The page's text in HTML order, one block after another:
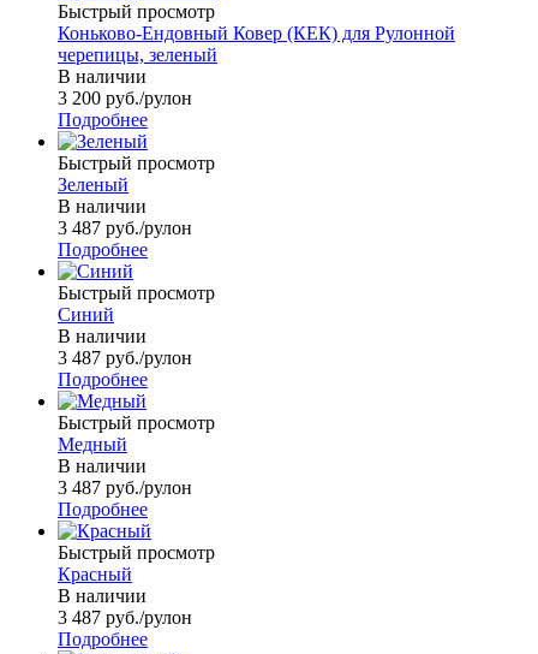
Быстрый просмотр
Коньково-Ендовный Ковер (КЕК) для Рулонной
черепицы, зеленый
В наличии
3 200 руб./рулон
Подробнее
Быстрый просмотр
Зеленый
В наличии
3 487 руб./рулон
Подробнее
Быстрый просмотр
Синий
В наличии
3 487 руб./рулон
Подробнее
Быстрый просмотр
Медный
В наличии
3 487 руб./рулон
Подробнее
Быстрый просмотр
Красный
В наличии
3 487 руб./рулон
Подробнее